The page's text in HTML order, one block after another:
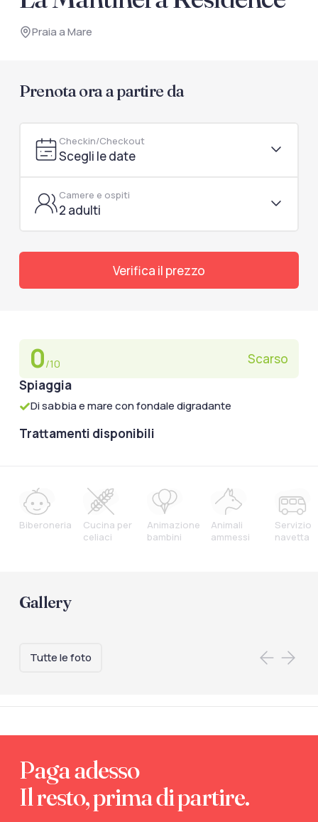
documenti di viaggio.
Praia a Mare
Prenota ora a partire da
Checkin/Checkout
Scegli le date
Camere e ospiti
2 adulti
Verifica il prezzo
0/10
Scarso
Spiaggia
Di sabbia e mare con fondale digradante
Trattamenti disponibili
Biberoneria
Cucina per
celiaci
Animazione
bambini
Animali
ammessi
Servizio
navetta
Gallery
Tutte le foto
Paga adesso
Il resto, prima di partire.